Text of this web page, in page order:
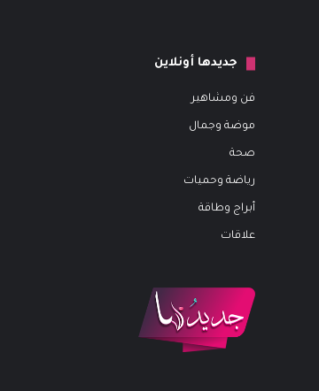
جديدها أونلاين
فن ومشاهير
موضة وجمال
صحة
رياضة وحميات
أبراج وطاقة
علاقات